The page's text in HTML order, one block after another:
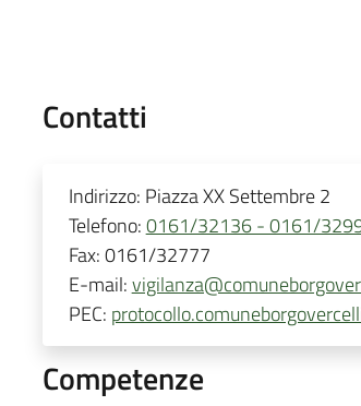
Contatti
Indirizzo: Piazza XX Settembre 2
Telefono:0161/32136 - 0161/
Fax:0161/32777
E-mail:
PEC:
Competenze